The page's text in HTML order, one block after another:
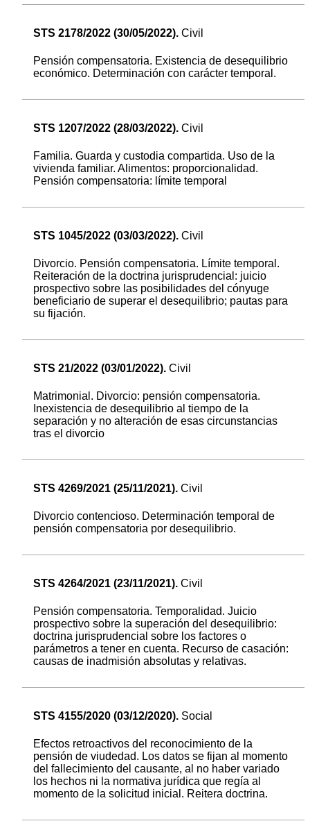
STS 2178/2022 (30/05/2022). Civil
Pensión compensatoria. Existencia de desequilibrio
económico. Determinación con carácter temporal.
STS 1207/2022 (28/03/2022). Civil
Familia. Guarda y custodia compartida. Uso de la
vivienda familiar. Alimentos: proporcionalidad.
Pensión compensatoria: límite temporal
STS 1045/2022 (03/03/2022). Civil
Divorcio. Pensión compensatoria. Límite temporal.
Reiteración de la doctrina jurisprudencial: juicio
prospectivo sobre las posibilidades del cónyuge
beneficiario de superar el desequilibrio; pautas para
su fijación.
STS 21/2022 (03/01/2022). Civil
Matrimonial. Divorcio: pensión compensatoria.
Inexistencia de desequilibrio al tiempo de la
separación y no alteración de esas circunstancias
tras el divorcio
STS 4269/2021 (25/11/2021). Civil
Divorcio contencioso. Determinación temporal de
pensión compensatoria por desequilibrio.
STS 4264/2021 (23/11/2021). Civil
Pensión compensatoria. Temporalidad. Juicio
prospectivo sobre la superación del desequilibrio:
doctrina jurisprudencial sobre los factores o
parámetros a tener en cuenta. Recurso de casación:
causas de inadmisión absolutas y relativas.
STS 4155/2020 (03/12/2020). Social
Efectos retroactivos del reconocimiento de la
pensión de viudedad. Los datos se fijan al momento
del fallecimiento del causante, al no haber variado
los hechos ni la normativa jurídica que regía al
momento de la solicitud inicial. Reitera doctrina.